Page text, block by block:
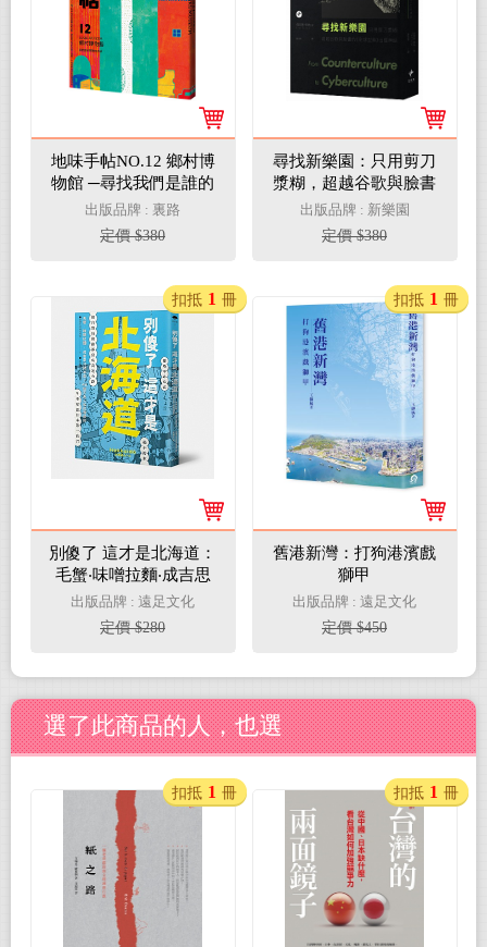
地味手帖NO.12 鄉村博
物館 ─尋找我們是誰的
方法
出版品牌 : 裏路
定價 $380
尋找新樂園：只用剪刀
漿糊，超越谷歌與臉書
的《全球型錄》出版神
話
出版品牌 : 新樂園
定價 $380
別傻了 這才是北海道：
毛蟹‧味噌拉麵‧成吉思
汗烤羊肉…48個不為人
知的潛規則
出版品牌 : 遠足文化
定價 $280
扣抵 1 冊
舊港新灣：打狗港濱戲
獅甲
出版品牌 : 遠足文化
定價 $450
扣抵 1 冊
選了此商品的人，也選
扣抵 1 冊 扣抵 1 冊